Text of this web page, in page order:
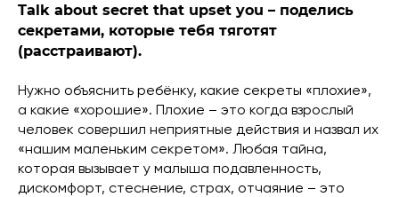
Talk about secret that upset you – поделись
секретами, которые тебя тяготят
(расстраивают).
Нужно объяснить ребёнку, какие секреты «плохие»,
а какие «хорошие». Плохие – это когда взрослый
человек совершил неприятные действия и назвал их
«нашим маленьким секретом». Любая тайна,
которая вызывает у малыша подавленность,
дискомфорт, стеснение, страх, отчаяние – это